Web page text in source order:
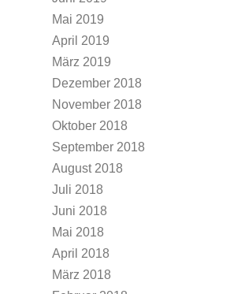
Mai 2019
April 2019
März 2019
Dezember 2018
November 2018
Oktober 2018
September 2018
August 2018
Juli 2018
Juni 2018
Mai 2018
April 2018
März 2018